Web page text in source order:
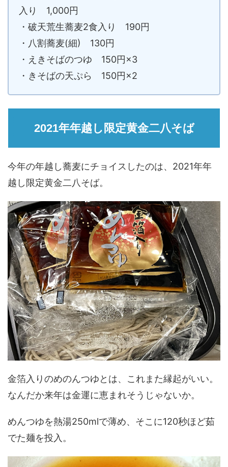
入り 1,000円
・破天荒生蕎麦2食入り 190円
・八割蕎麦(細) 130円
・えきそばのつゆ 150円×3
・きそばの天ぷら 150円×2
2021年年越し限定黄金二八そば
今年の年越し蕎麦にチョイスしたのは、2021年年
越し限定黄金二八そば。
金箔入りのめのんつゆとは、これまた縁起がいい。
なんだか来年は金運に恵まれそうじゃないか。
めんつゆを熱湯250mlで薄め、そこに120秒ほど茹
でた麺を投入。